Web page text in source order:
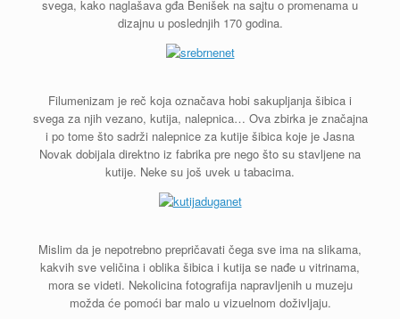
svega, kako naglašava gđa Benišek na sajtu o promenama u
dizajnu u poslednjih 170 godina.
Filumenizam je reč koja označava hobi sakupljanja šibica i
svega za njih vezano, kutija, nalepnica… Ova zbirka je značajna
i po tome što sadrži nalepnice za kutije šibica koje je Jasna
Novak dobijala direktno iz fabrika pre nego što su stavljene na
kutije. Neke su još uvek u tabacima.
Mislim da je nepotrebno prepričavati čega sve ima na slikama,
kakvih sve veličina i oblika šibica i kutija se nađe u vitrinama,
mora se videti. Nekolicina fotografija napravljenih u muzeju
možda će pomoći bar malo u vizuelnom doživljaju.